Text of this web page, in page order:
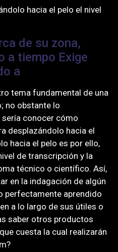
hacia el pelo el nivel
de su zona,
a tiempo Exige
a
tema fundamental de una
no obstante lo
conocer cómo
desplazándolo hacia el
hacia el pelo es por ello,
de transcripción y la
técnico o científico. Así,
en la indagación de algún
perfectamente aprendido
a lo largo de sus útiles o
saber otros productos
cuesta la cual realizarán